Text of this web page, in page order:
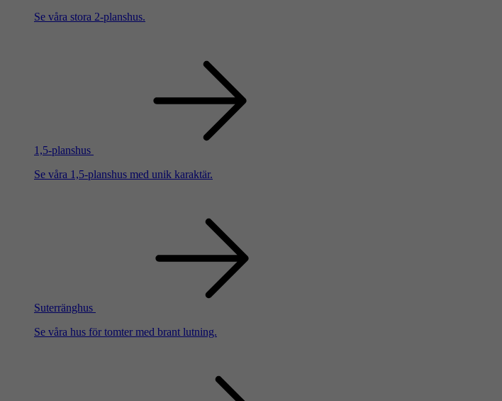
Se våra stora 2-planshus.
1,5-planshus
Se våra 1,5-planshus med unik karaktär.
Suterränghus
Se våra hus för tomter med brant lutning.